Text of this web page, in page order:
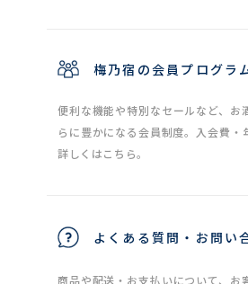
梅乃宿の会員プログラ
便利な機能や特別なセールなど、お
らに豊かになる会員制度。入会費・
詳しくはこちら。
よくある質問・お問い
商品や配送・お支払いについて、お